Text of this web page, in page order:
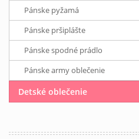
Pánske pyžamá
Pánske pršiplášte
Pánske spodné prádlo
Pánske army oblečenie
Detské oblečenie